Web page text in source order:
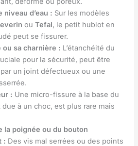
niveau d’eau : Sur les modèles
ou Tefal, le petit hublot en
peut se fissurer.
ou sa charnière : L’étanchéité du
pour la sécurité, peut être
un joint défectueux ou une
: Une micro-fissure à la base du
à un choc, est plus rare mais
la poignée ou du bouton
: Des vis mal serrées ou des points